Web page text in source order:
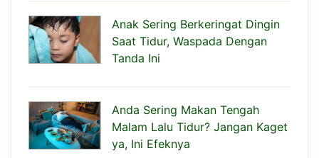
Anak Sering Berkeringat Dingin
Saat Tidur, Waspada Dengan
Tanda Ini
Anda Sering Makan Tengah
Malam Lalu Tidur? Jangan Kaget
ya, Ini Efeknya